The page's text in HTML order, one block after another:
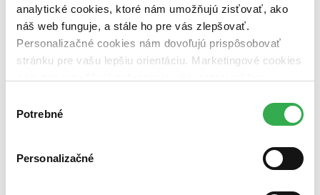
analytické cookies, ktoré nám umožňujú zisťovať, ako
náš web funguje, a stále ho pre vás zlepšovať.
Personalizačné cookies nám dovoľujú prispôsobovať
stránku pre vašu lepšiu orientáciu. Marketingové cookies
nám pomohlo, keby sme mohli používať všetky tieto
súhlasu
Potrebné
Personalizačné
nová (0 titulov)nová
čítaná (0 titulov)čítaná
čítaná - výborný stav (0 titulov)čítaná - výborný stav
čítaná - mierne opotrebovaná (0 titulov)
čítaná - mierne
opotrebovaná
čítané verzie vypredaných kníh (0 titulov)čítané verzie
Zúžiť výber